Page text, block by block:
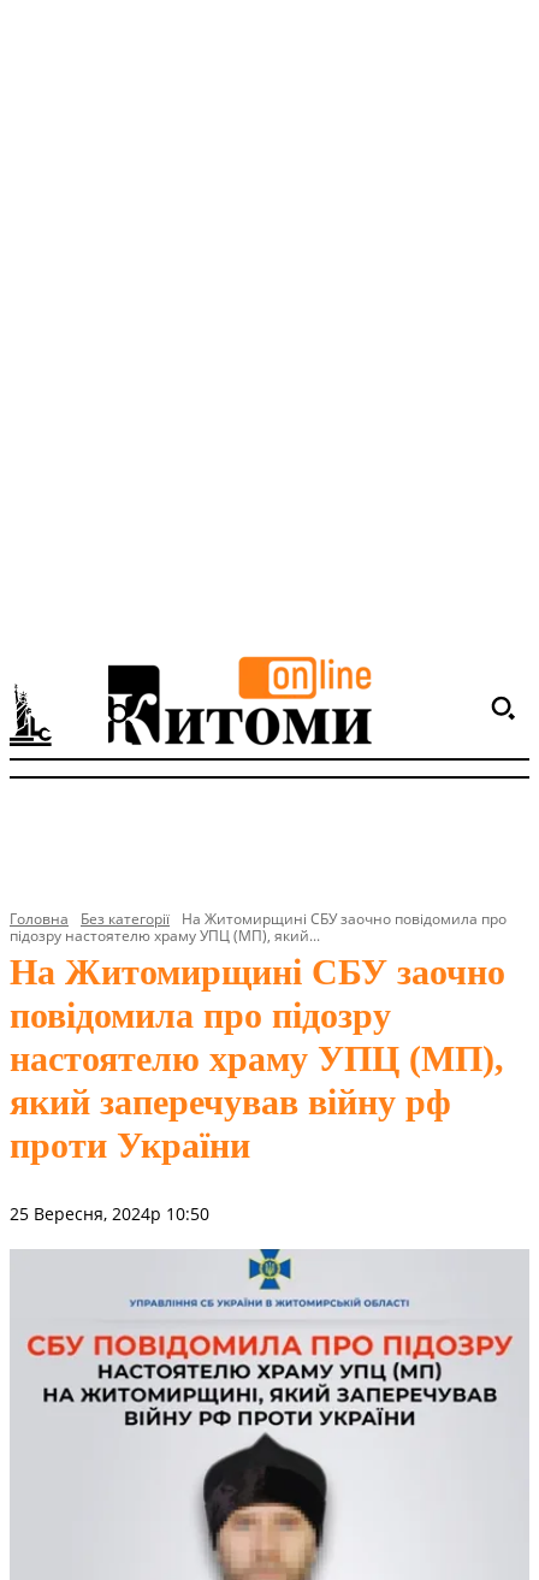
Головна Без категорії
На Житомирщині СБУ заочно повідомила про
підозру настоятелю храму УПЦ (МП), який...
На Житомирщині СБУ заочно
повідомила про підозру
настоятелю храму УПЦ (МП),
який заперечував війну рф
проти України
25 Вересня, 2024р 10:50